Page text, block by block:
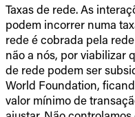
Taxas de rede. As
podem incorrer numa
rede é cobrada pela
não a nós, por viabilizar
de rede podem ser
World Foundation,
valor mínimo de